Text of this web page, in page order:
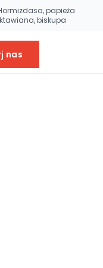
papieża
biskupa
nas